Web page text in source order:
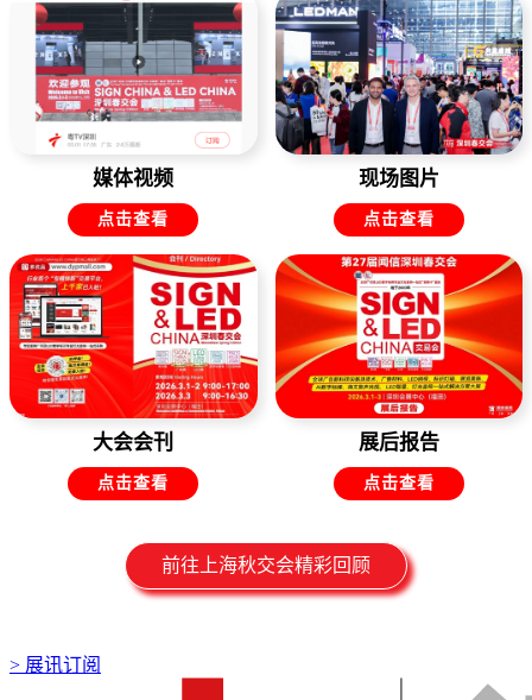
媒体视频
点击查看
现场图片
点击查看
大会会刊
点击查看
展后报告
点击查看
前往上海秋交会精彩回顾
> 展讯订阅